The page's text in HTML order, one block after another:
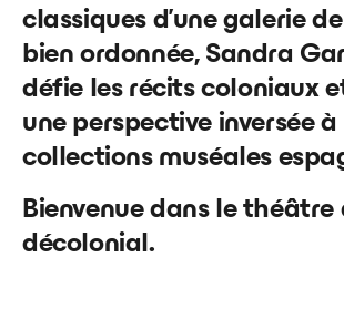
classiques d’une galerie
bien ordonnée, Sandra
défie les récits coloniaux
une perspective inversée
collections muséales
Bienvenue dans le théâtre
décolonial.